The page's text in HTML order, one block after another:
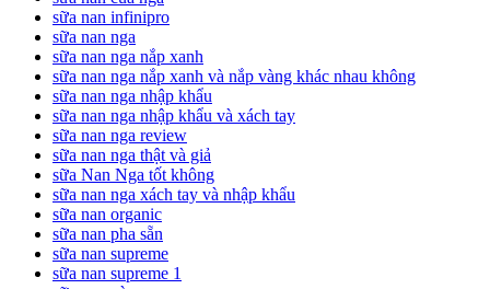
sữa nan infinipro
sữa nan nga
sữa nan nga nắp xanh
sữa nan nga nắp xanh và nắp vàng khác nhau không
sữa nan nga nhập khẩu
sữa nan nga nhập khẩu và xách tay
sữa nan nga review
sữa nan nga thật và giả
sữa Nan Nga tốt không
sữa nan nga xách tay và nhập khẩu
sữa nan organic
sữa nan pha sẵn
sữa nan supreme
sữa nan supreme 1